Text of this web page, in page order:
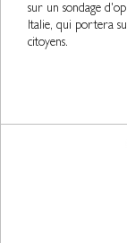
sur un sondage
Italie, qui portera
citoyens.